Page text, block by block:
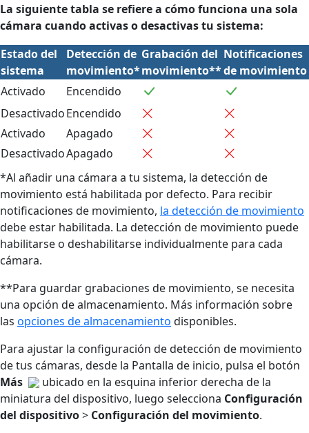
La siguiente tabla se refiere a cómo funciona una sola
cámara cuando activas o desactivas tu sistema:
Estado del
sistema
Detección de
movimiento*
Grabación del
movimiento**
Notificaciones
de movimiento
Activado
Encendido
DesactivadoEncendido
Activado
Apagado
DesactivadoApagado
*Al añadir una cámara a tu sistema, la detección de
movimiento está habilitada por defecto. Para recibir
notificaciones de movimiento, la detección de movimiento
debe estar habilitada. La detección de movimiento puede
habilitarse o deshabilitarse individualmente para cada
cámara.
**Para guardar grabaciones de movimiento, se necesita
una opción de almacenamiento. Más información sobre
las opciones de almacenamiento disponibles.
Para ajustar la configuración de detección de movimiento
de tus cámaras, desde la Pantalla de inicio, pulsa el botón
Más
ubicado en la esquina inferior derecha de la
miniatura del dispositivo, luego selecciona Configuración
del dispositivo> Configuración del movimiento.